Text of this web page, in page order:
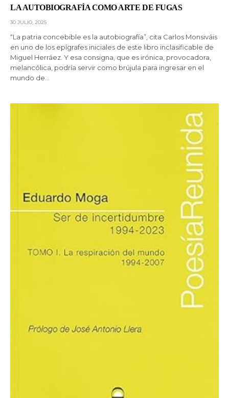
LA AUTOBIOGRAFÍA COMO ARTE DE FUGAS
30 JULIO, 2025
“La patria concebible es la autobiografía”, cita Carlos Monsiváis
en uno de los epígrafes iniciales de este libro inclasificable de
Miguel Herráez. Y esa consigna, que es irónica, provocadora,
melancólica, podría servir como brújula para ingresar en el
mundo de…